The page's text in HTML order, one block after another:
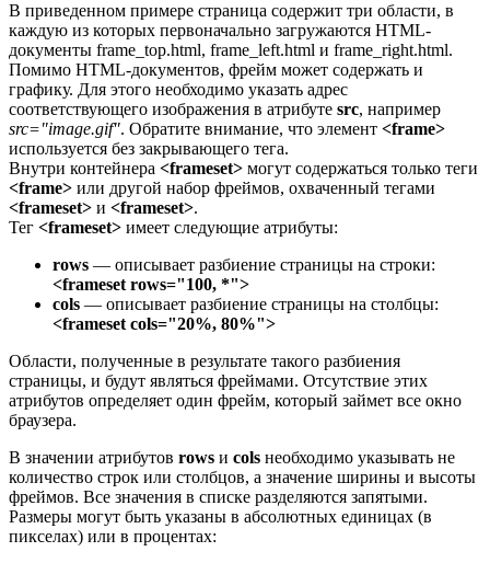
В приведенном примере страница содержит три области, в
каждую из которых первоначально загружаются HTML-
документы frame_top.html, frame_left.html и frame_right.html.
Помимо HTML-документов, фрейм может содержать и
графику. Для этого необходимо указать адрес
соответствующего изображения в атрибуте src, например
src="image.gif". Обратите внимание, что элемент <frame>
используется без закрывающего тега.
Внутри контейнера <frameset> могут содержаться только теги
<frame> или другой набор фреймов, охваченный тегами
<frameset> и <frameset>.
Тег <frameset> имеет следующие атрибуты:
rows — описывает разбиение страницы на строки:
<frameset rows="100, *">
cols — описывает разбиение страницы на столбцы:
<frameset cols="20%, 80%">
Области, полученные в результате такого разбиения
страницы, и будут являться фреймами. Отсутствие этих
атрибутов определяет один фрейм, который займет все окно
браузера.
В значении атрибутов rows и cols необходимо указывать не
количество строк или столбцов, а значение ширины и высоты
фреймов. Все значения в списке разделяются запятыми.
Размеры могут быть указаны в абсолютных единицах (в
пикселах) или в процентах: